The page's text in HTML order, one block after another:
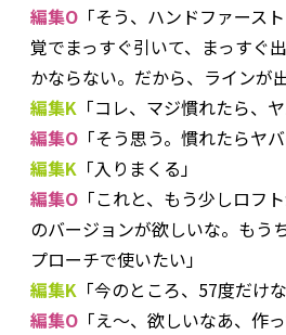
編集O 「そう、ハンドファース
覚でまっすぐ引いて、まっすぐ
かならない。だから、ラインが
編集K 「コレ、マジ慣れたら、
編集O 「そう思う。慣れたらヤバ
編集K 「入りまくる」
編集O 「これと、もう少しロフ
のバージョンが欲しいな。もう
プローチで使いたい」
編集K 「今のところ、57度だけ
編集O 「え～、欲しいなあ、作